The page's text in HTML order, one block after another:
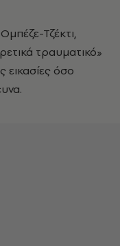
Τζέκτι,
τραυματικό»
εικασίες όσο